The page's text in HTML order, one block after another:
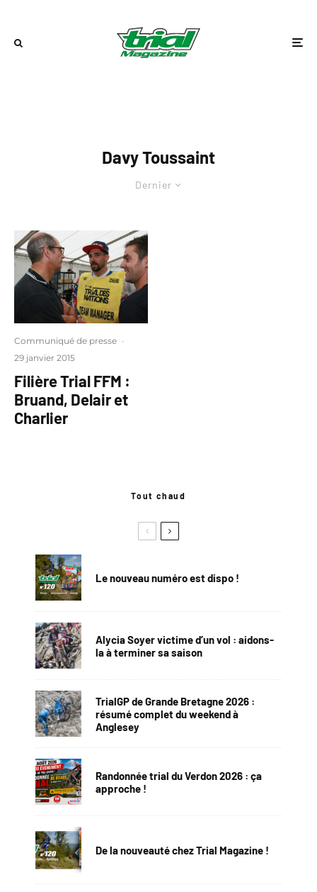
Davy Toussaint
Dernier
Communiqué de presse ·
29 janvier 2015
Filière Trial FFM :
Bruand, Delair et
Charlier
Tout chaud
Le nouveau numéro est dispo !
Alycia Soyer victime d’un vol : aidons-
la à terminer sa saison
TrialGP de Grande Bretagne 2026 :
résumé complet du weekend à
Anglesey
Randonnée trial du Verdon 2026 : ça
approche !
De la nouveauté chez Trial Magazine !